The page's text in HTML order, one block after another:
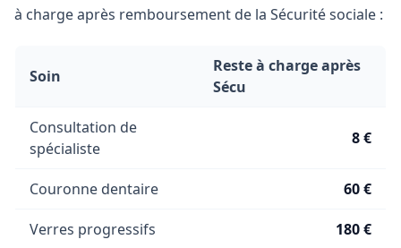
à charge après remboursement de la Sécurité sociale :
Soin
Reste à charge après
Sécu
Consultation de
spécialiste
8 €
Couronne dentaire 60 €
Verres progressifs 180 €